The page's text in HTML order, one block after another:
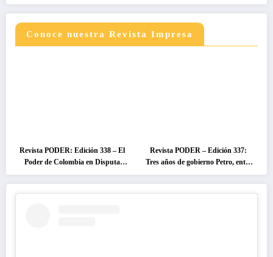
Conoce nuestra Revista Impresa
Revista PODER: Edición 338 – El
Poder de Colombia en Disputa
2026
Revista PODER – Edición 337:
Tres años de gobierno Petro, entre
el cambio prometido y el
desencanto ciudadano